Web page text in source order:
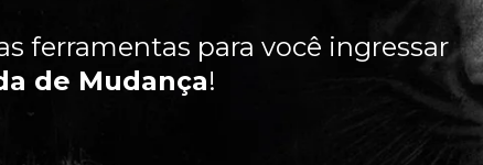
ferramentas para você ingressar
de Mudança!